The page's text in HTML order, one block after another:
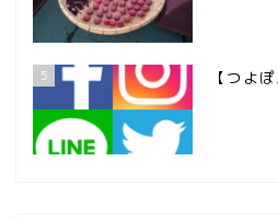
5 【つよ